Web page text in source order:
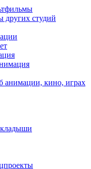
других студий
анимации, кино, играх